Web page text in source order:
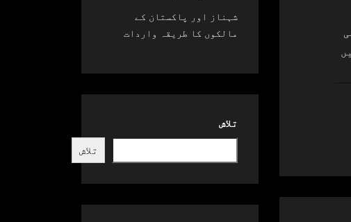
شہناز اور پاکستان کے
مالکوں کا طریقہ واردات
تلاش
تلاش